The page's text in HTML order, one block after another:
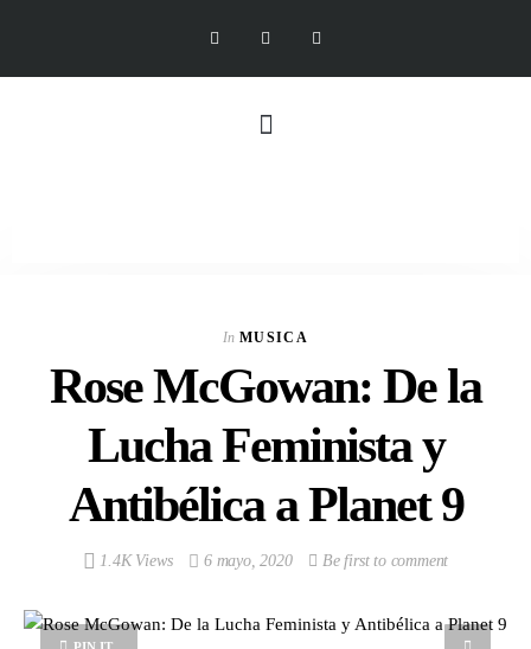
In MUSICA
Rose McGowan: De la
Lucha Feminista y
Antibélica a Planet 9
1.4K Views 6 mayo, 2020 Be first to comment